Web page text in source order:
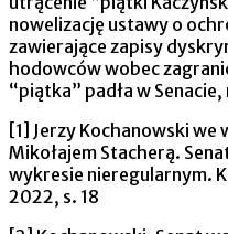
nowelizację ustawy o
zawierające zapisy
hodowców wobec
“piątka” padła w
[1] Jerzy Kochanowski we
Mikołajem Stacherą.
wykresie nieregularnym.
2022, s. 18